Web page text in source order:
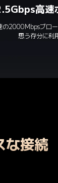
高速
の2000Mbpsブロ
思う存分に利
な接続